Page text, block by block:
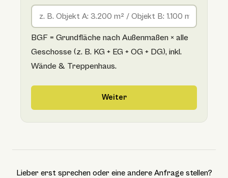
BGF = Grundfläche nach Außenmaßen × alle
Geschosse (z. B. KG + EG + OG + DG), inkl.
Wände & Treppenhaus.
Weiter
Lieber erst sprechen oder eine andere Anfrage stellen?